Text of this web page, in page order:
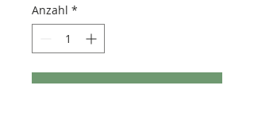
Anzahl *
In den Warenkorb